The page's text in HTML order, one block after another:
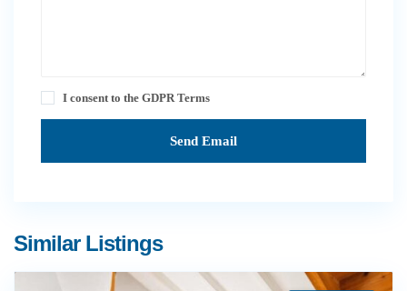
I consent to the GDPR Terms
Similar Listings